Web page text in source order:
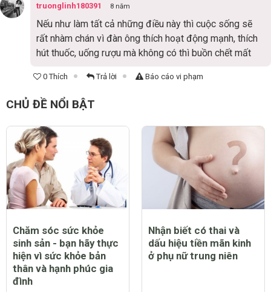
truonglinh180391 8 năm
Nếu như làm tất cả những điều này thì cuộc sống sẽ
rất nhàm chán vì đàn ông thích hoạt động mạnh, thích
hút thuốc, uống rượu mà không có thì buồn chết mất
0 Thích Trả lời Báo cáo vi phạm
CHỦ ĐỀ NỔI BẬT
Chăm sóc sức khỏe
sinh sản - bạn hãy thực
hiện vì sức khỏe bản
thân và hạnh phúc gia
đình
Nhận biết có thai và
dấu hiệu tiền mãn kinh
ở phụ nữ trung niên